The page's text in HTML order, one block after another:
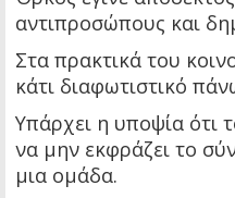
αντιπροσώπους και
Στα πρακτικά του
κάτι διαφωτιστικό
Υπάρχει η υποψία ότι
να μην εκφράζει το
μια ομάδα.